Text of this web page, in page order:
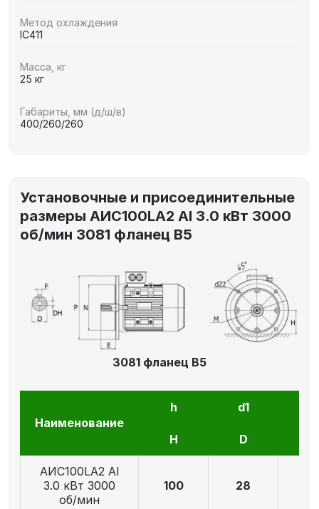
Метод охлаждения
IC411
Масса, кг
25 кг
Габариты, мм (д/ш/в)
400/260/260
Установочные и присоединительные
размеры AИC100LA2 Al 3.0 кВт 3000
об/мин 3081 фланец В5
3081 фланец В5
Наименование
h d1
H D
AИC100LA2 Al
3.0 кВт 3000
об/мин
100 28